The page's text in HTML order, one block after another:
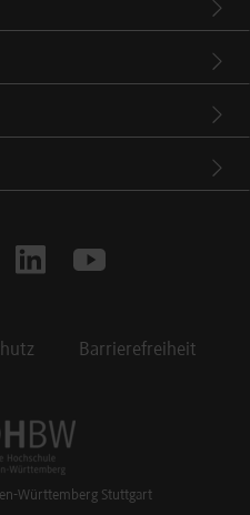
linkedinyoutube
Barrierefreiheit
Württemberg Stuttgart